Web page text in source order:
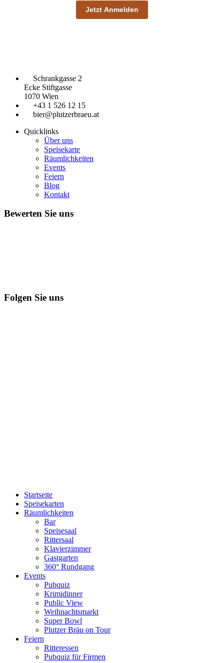
Schrankgasse 2
Ecke Stiftgasse
1070 Wien
+43 1 526 12 15
bier@plutzerbraeu.at
Quicklinks
Über uns
Speisekarte
Räumlichkeiten
Events
Feiern
Blog
Kontakt
Bewerten Sie uns
Folgen Sie uns
Startseite
Speisekarten
Räumlichkeiten
Bar
Speisesaal
Rittersaal
Klavierzimmer
Gastgarten
360° Rundgang
Events
Pubquiz
Krimidinner
Public View
Weihnachtsmarkt
Super Bowl
Plutzer Bräu on Tour
Feiern
Ritteressen
Pubquiz für Firmen